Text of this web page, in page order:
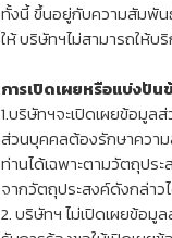
ทั้งนี้ ขึ้นอยู่กับความสัมพัน
ให้ บริษัทฯไม่สามารถให้
การเปิดเผยหรือแบ่งปั
1.บริษัทฯจะเปิดเผยข้อมู
ส่วนบุคคลต้องรักษาควา
ท่านได้เฉพาะตามวัตถุปร
จากวัตถุประสงค์ดังกล่าว
2. บริษัทฯ ไม่เปิดเผยข้อ